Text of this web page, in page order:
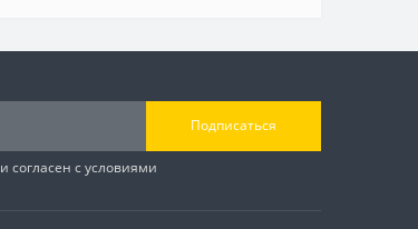
Подписаться
и согласен с условиями